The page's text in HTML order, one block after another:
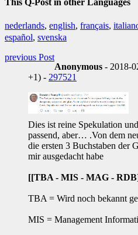
nederlands, english, français,
español, svenska
previous Post
Anonymous - 2018-
+1) - 297521
Dies ist reine Spekulation
passend, aber… .Von dem
die ersten 3 Buchstaben der
mir ausgedacht habe
[[TBA - MIS - MAG - RDB]
TBA = Wird noch bekannt
MIS = Management